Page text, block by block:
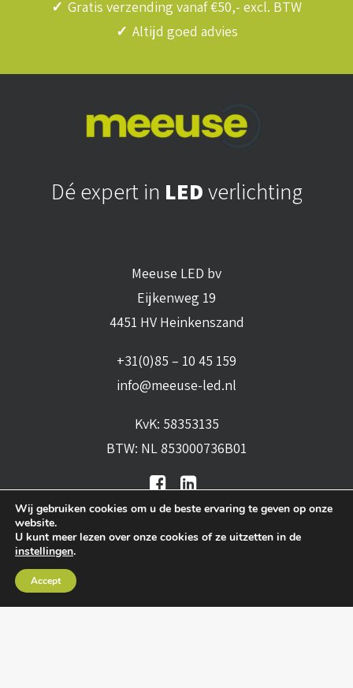
✓ Gratis verzending vanaf €50,- excl. BTW
✓ Altijd goed advies
Dé expert in LEDverlichting
Meeuse LED bv
Eijkenweg 19
4451 HV Heinkenszand
+31(0)85 – 10 45 159
info@meeuse-led.nl
KvK: 58353135
BTW: NL 853000736B01
leveringsvoorwaarden
Wij gebruiken cookies om u de beste ervaring te geven op onze
website.
U kunt meer lezen over onze cookies of ze uitzetten in de
instellingen.
Accept